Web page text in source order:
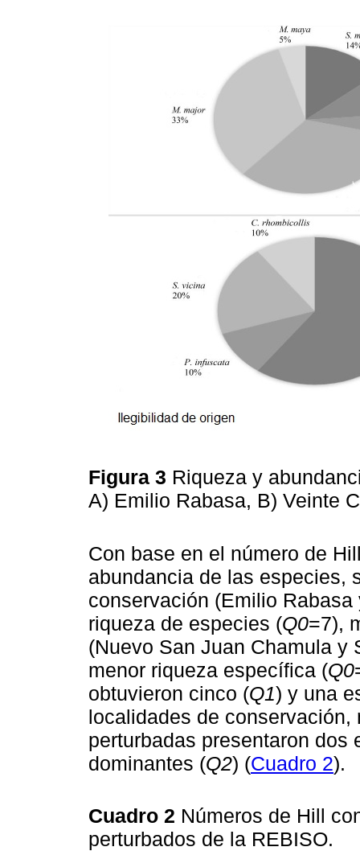
Figura 3 Riqueza y
A) Emilio Rabasa, B) Veinte
Con base en el número de
abundancia de las especies,
conservación (Emilio
riqueza de especies (Q0=7),
(Nuevo San Juan Chamula y
menor riqueza específica (Q0
obtuvieron cinco (Q1) y una
localidades de
perturbadas presentaron dos
dominantes (Q2) (Cuadro 2).
Cuadro 2 Números de Hill
perturbados de la REBISO.